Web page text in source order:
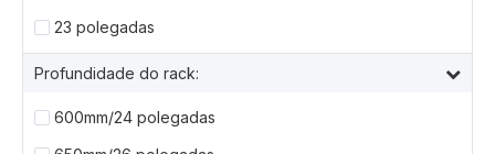
23 polegadas
Profundidade do rack:
600mm/24 polegadas